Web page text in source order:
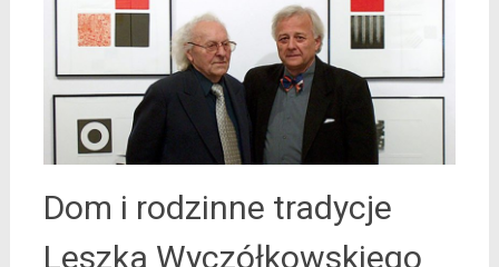
Dom i rodzinne tradycje
Leszka Wyczółkowskiego